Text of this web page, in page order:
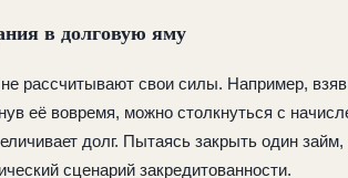
в долговую яму
рассчитывают свои силы. Например,
её вовремя, можно столкнуться с
долг. Пытаясь закрыть один
сценарий закредитованности.